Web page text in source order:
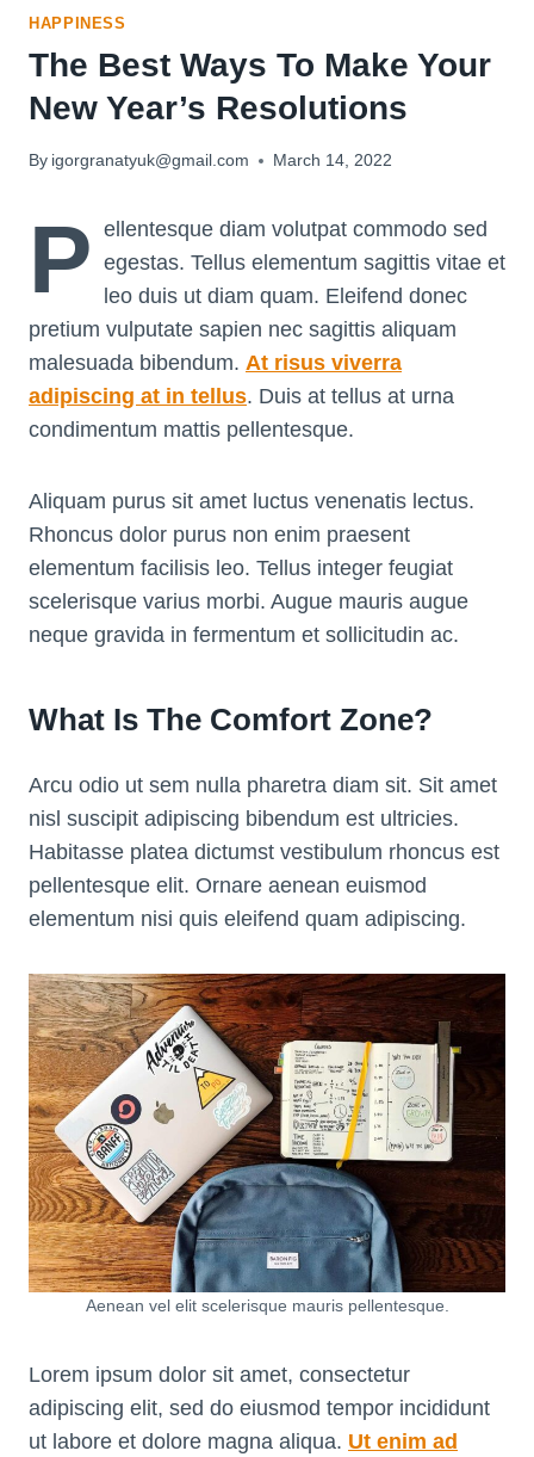
HAPPINESS
The Best Ways To Make Your
New Year’s Resolutions
By igorgranatyuk@gmail.com March 14, 2022
P ellentesque diam volutpat commodo sed
egestas. Tellus elementum sagittis vitae et
leo duis ut diam quam. Eleifend donec
pretium vulputate sapien nec sagittis aliquam
malesuada bibendum. At risus viverra
adipiscing at in tellus. Duis at tellus at urna
condimentum mattis pellentesque.
Aliquam purus sit amet luctus venenatis lectus.
Rhoncus dolor purus non enim praesent
elementum facilisis leo. Tellus integer feugiat
scelerisque varius morbi. Augue mauris augue
neque gravida in fermentum et sollicitudin ac.
What Is The Comfort Zone?
Arcu odio ut sem nulla pharetra diam sit. Sit amet
nisl suscipit adipiscing bibendum est ultricies.
Habitasse platea dictumst vestibulum rhoncus est
pellentesque elit. Ornare aenean euismod
elementum nisi quis eleifend quam adipiscing.
Aenean vel elit scelerisque mauris pellentesque.
Lorem ipsum dolor sit amet, consectetur
adipiscing elit, sed do eiusmod tempor incididunt
ut labore et dolore magna aliqua. Ut enim ad